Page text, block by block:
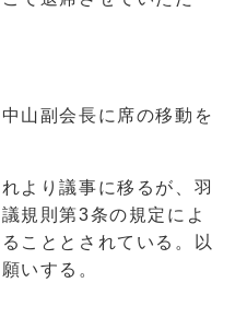
山副会長に席の移動を
より議事に移るが、羽
規則第3条の規定によ
こととされている。以
いする。